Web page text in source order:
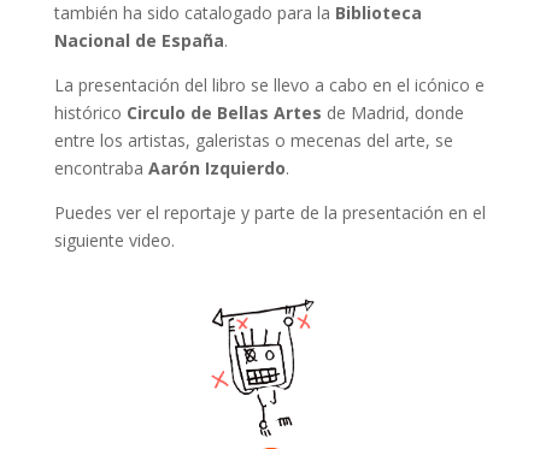
también ha sido catalogado para la Biblioteca
Nacional de España.
La presentación del libro se llevo a cabo en el icónico e
histórico Circulo de Bellas Artes de Madrid, donde
entre los artistas, galeristas o mecenas del arte, se
encontraba Aarón Izquierdo.
Puedes ver el reportaje y parte de la presentación en el
siguiente video.